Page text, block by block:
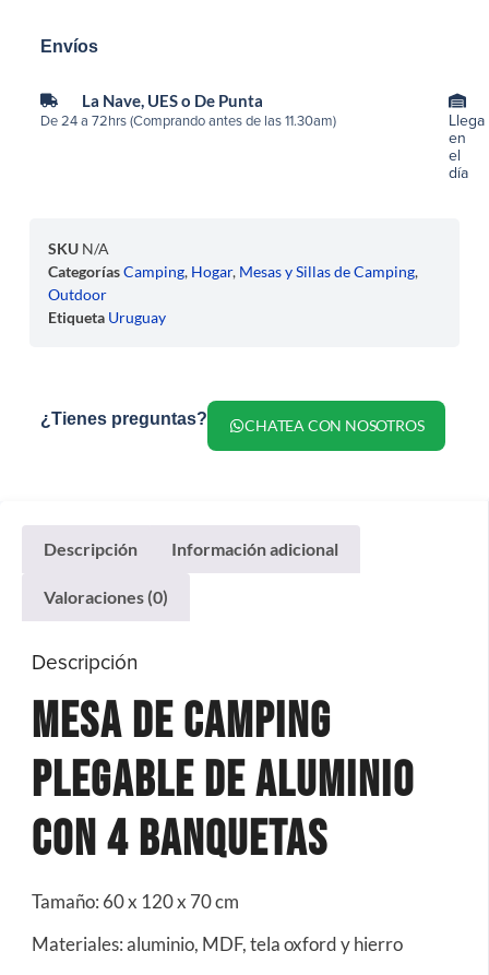
Envíos
La Nave, UES o De Punta
De 24 a 72hrs (Comprando antes de las 11.30am)
Llega
en
el
día
SKU N/A
CategoríasCamping, Hogar, Mesas y Sillas de Camping,
Outdoor
Etiqueta Uruguay
¿Tienes preguntas? CHATEA CON NOSOTROS
Descripción Información adicional
Valoraciones (0)
Descripción
Mesa de Camping
plegable de aluminio
con 4 banquetas
Tamaño: 60 x 120 x 70 cm
Materiales: aluminio, MDF, tela oxford y hierro